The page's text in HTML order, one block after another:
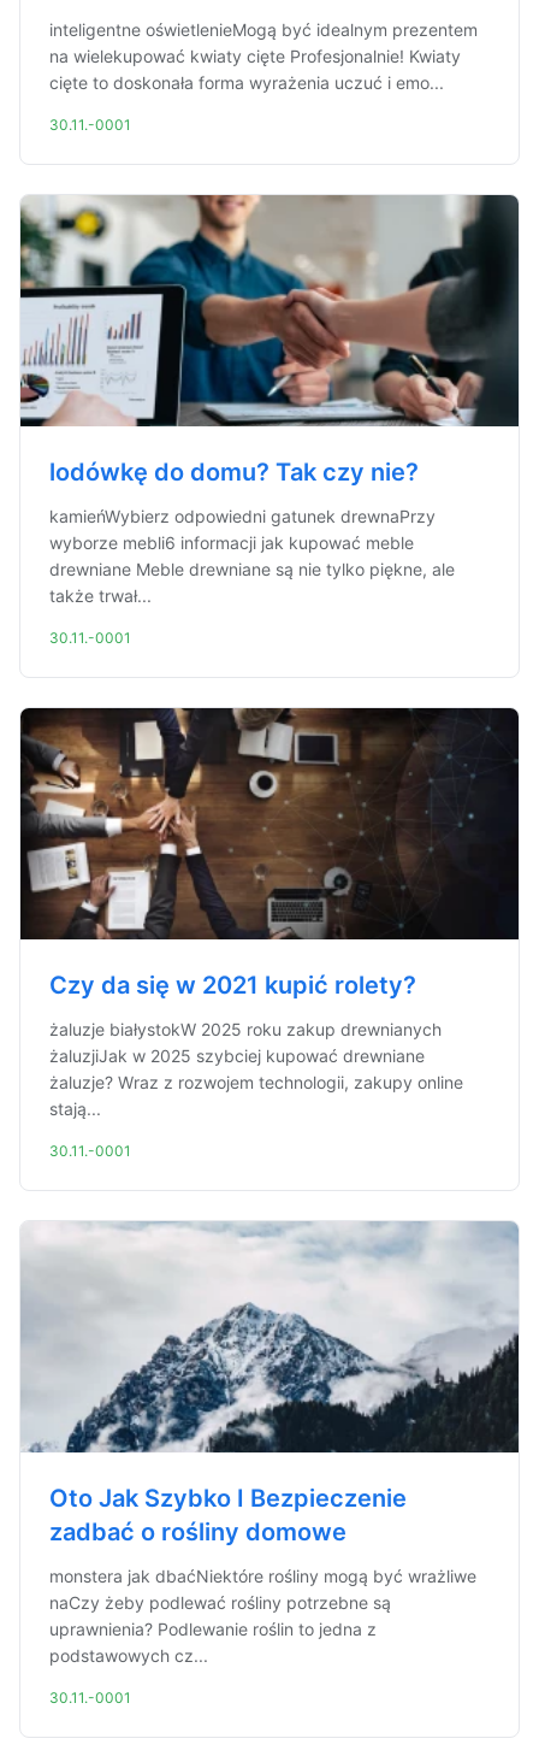
inteligentne oświetlenieMogą być idealnym prezentem
na wielekupować kwiaty cięte Profesjonalnie! Kwiaty
cięte to doskonała forma wyrażenia uczuć i emo...
30.11.-0001
lodówkę do domu? Tak czy nie?
kamieńWybierz odpowiedni gatunek drewnaPrzy
wyborze mebli6 informacji jak kupować meble
drewniane Meble drewniane są nie tylko piękne, ale
także trwał...
30.11.-0001
Czy da się w 2021 kupić rolety?
żaluzje białystokW 2025 roku zakup drewnianych
żaluzjiJak w 2025 szybciej kupować drewniane
żaluzje? Wraz z rozwojem technologii, zakupy online
stają...
30.11.-0001
Oto Jak Szybko I Bezpieczenie
zadbać o rośliny domowe
monstera jak dbaćNiektóre rośliny mogą być wrażliwe
naCzy żeby podlewać rośliny potrzebne są
uprawnienia? Podlewanie roślin to jedna z
podstawowych cz...
30.11.-0001